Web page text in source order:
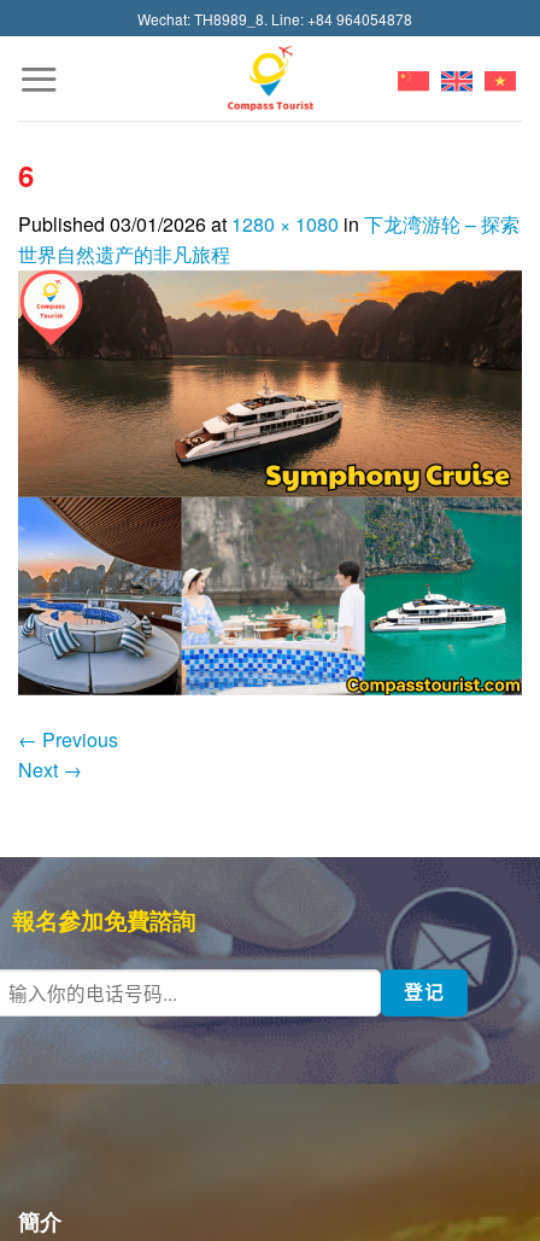
to
content
Wechat: TH8989_8. Line: +84 964054878
6
Published 03/01/2026at 1280 × 1080 in 下龙湾游轮 – 探索
世界自然遗产的非凡旅程
← Previous
Next →
報名參加免費諮詢
簡介